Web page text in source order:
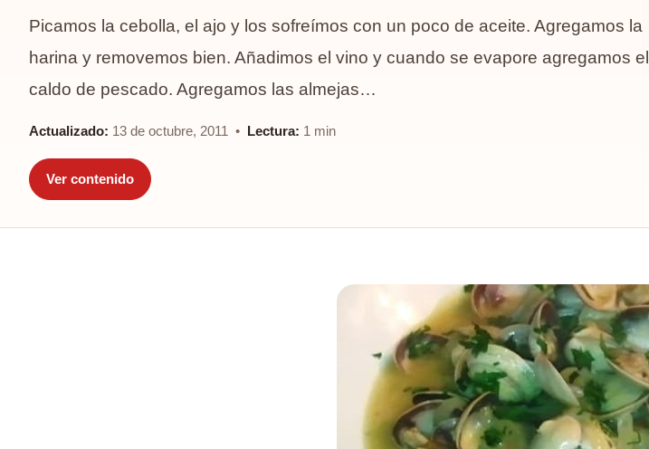
Picamos la cebolla, el ajo y los sofreímos con un poco de aceite. Agregamos la
harina y removemos bien. Añadimos el vino y cuando se evapore agregamos el
caldo de pescado. Agregamos las almejas…
Actualizado: 13 de octubre, 2011 • Lectura: 1 min
Ver contenido